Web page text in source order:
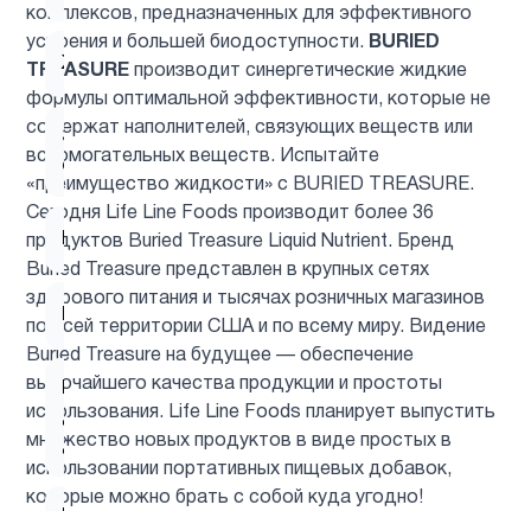
комплексов, предназначенных для эффективного
усвоения и большей биодоступности. BURIED
TREASURE производит синергетические жидкие
формулы оптимальной эффективности, которые не
содержат наполнителей, связующих веществ или
вспомогательных веществ. Испытайте
«преимущество жидкости» с BURIED TREASURE.
Сегодня Life Line Foods производит более 36
продуктов Buried Treasure Liquid Nutrient. Бренд
Buried Treasure представлен в крупных сетях
здорового питания и тысячах розничных магазинов
по всей территории США и по всему миру. Видение
Buried Treasure на будущее — обеспечение
высочайшего качества продукции и простоты
использования. Life Line Foods планирует выпустить
множество новых продуктов в виде простых в
использовании портативных пищевых добавок,
которые можно брать с собой куда угодно!
Женщинам 9
Здоровый
сон
1
Иммунитет 4
Кальции
Кальций
для
детей
1